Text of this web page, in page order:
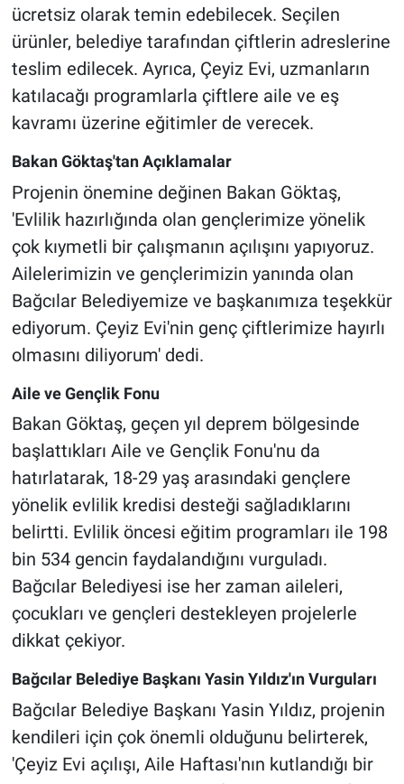
ücretsiz olarak temin edebilecek. Seçilen
ürünler, belediye tarafından çiftlerin adreslerine
teslim edilecek. Ayrıca, Çeyiz Evi, uzmanların
katılacağı programlarla çiftlere aile ve eş
kavramı üzerine eğitimler de verecek.
Bakan Göktaş'tan Açıklamalar
Projenin önemine değinen Bakan Göktaş,
'Evlilik hazırlığında olan gençlerimize yönelik
çok kıymetli bir çalışmanın açılışını yapıyoruz.
Ailelerimizin ve gençlerimizin yanında olan
Bağcılar Belediyemize ve başkanımıza teşekkür
ediyorum. Çeyiz Evi'nin genç çiftlerimize hayırlı
olmasını diliyorum' dedi.
Aile ve Gençlik Fonu
Bakan Göktaş, geçen yıl deprem bölgesinde
başlattıkları Aile ve Gençlik Fonu'nu da
hatırlatarak, 18-29 yaş arasındaki gençlere
yönelik evlilik kredisi desteği sağladıklarını
belirtti. Evlilik öncesi eğitim programları ile 198
bin 534 gencin faydalandığını vurguladı.
Bağcılar Belediyesi ise her zaman aileleri,
çocukları ve gençleri destekleyen projelerle
dikkat çekiyor.
Bağcılar Belediye Başkanı Yasin Yıldız'ın Vurguları
Bağcılar Belediye Başkanı Yasin Yıldız, projenin
kendileri için çok önemli olduğunu belirterek,
'Çeyiz Evi açılışı, Aile Haftası'nın kutlandığı bir